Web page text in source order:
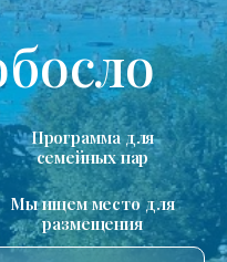
Программа для
семейных пар
Мы ищем место для
размещения